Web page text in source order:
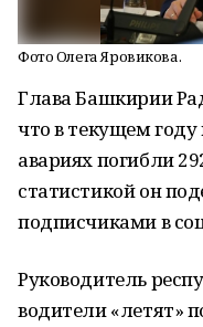
Фото Олега Яровикова.
Глава Башкирии
что в текущем
авариях погибли
статистикой он
подписчиками в
Руководитель
водители «летят»